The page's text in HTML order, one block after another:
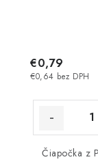
€0,64 bez DPH
€0,79
Čiapočka z